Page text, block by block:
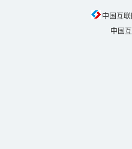
中国互
中国